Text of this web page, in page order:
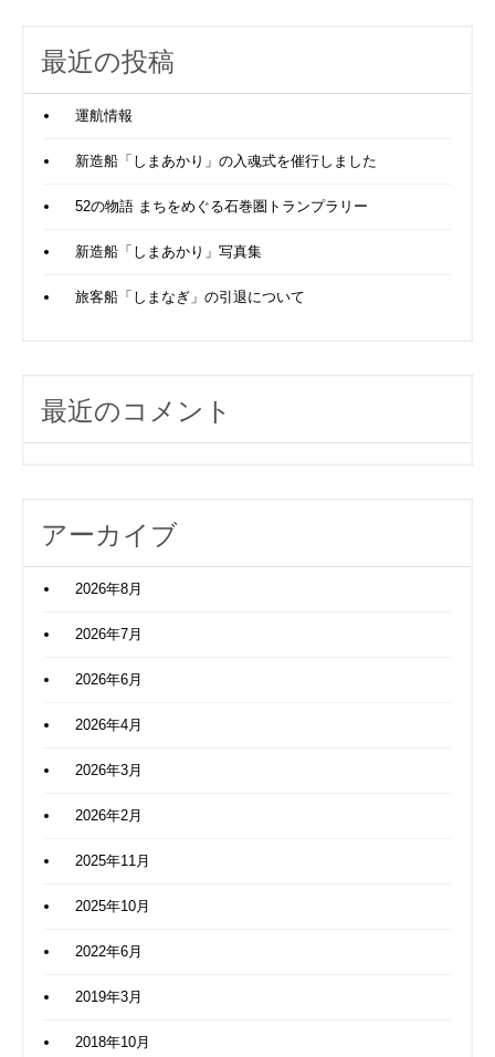
最近の投稿
運航情報
新造船「しまあかり」の入魂式を催行しました
52の物語 まちをめぐる石巻圏トランプラリー
新造船「しまあかり」写真集
旅客船「しまなぎ」の引退について
最近のコメント
アーカイブ
2026年8月
2026年7月
2026年6月
2026年4月
2026年3月
2026年2月
2025年11月
2025年10月
2022年6月
2019年3月
2018年10月